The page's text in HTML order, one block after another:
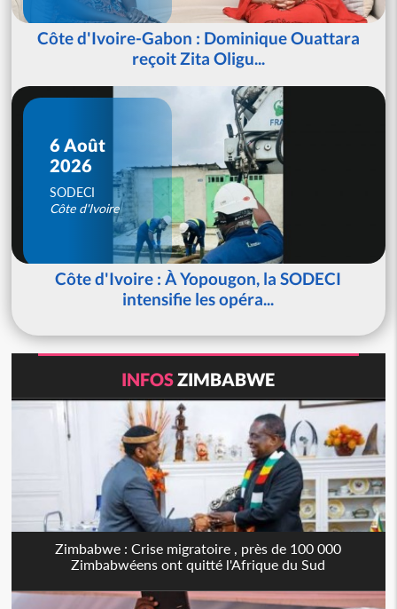
Côte d'Ivoire-Gabon : Dominique Ouattara
reçoit Zita Oligu...
6 Août
2026
SODECI
Côte d'Ivoire
Côte d'Ivoire : À Yopougon, la SODECI
intensifie les opéra...
INFOSZIMBABWE
Zimbabwe : Crise migratoire , près de 100 000
Zimbabwéens ont quitté l'Afrique du Sud